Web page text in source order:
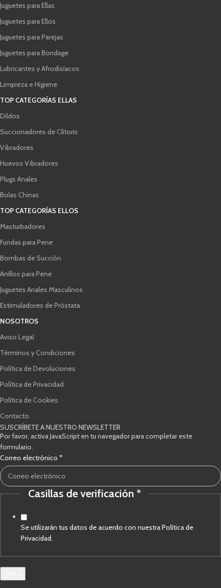
Juguetes para Ellas
Juguetes para Ellos
Juguetes para Parejas
Juguetes para Bondage
Lubricantes y Afrodisíacos
Limpieza e Higiene
TOP CATEGORÍAS ELLAS
Dildos
Succionadores de Clítoris
Vibradores
Huevos Vibradores
Plugs Anales
Bolas Chinas
TOP CATEGORÍAS ELLOS
Masturbadores
Fundas para Pene
Bombas de Succión
Anillos para Pene
Juguetes Anales Masculinos
Estimuladores de Próstata
NOSOTROS
Aviso Legal
Términos y Condiciones
Política de Devoluciones
Política de Privacidad
Política de Cookies
Contacto
SUSCRÍBETE A NUESTRO NEWSLETTER
Por favor, activa JavaScript en tu navegador para completar este
formulario.
Correo electrónico *
Casillas
Casillas de verificación *
Se utilizarán tus datos de acuerdo con nuestra Política de
Privacidad.